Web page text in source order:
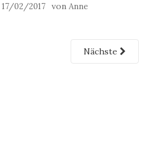
17/02/2017 von Anne
Nächste